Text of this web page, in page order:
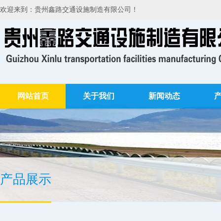
欢迎来到：贵州鑫路交通设施制造有限公司！
网站首页 关于我们 新闻动态
产品展示